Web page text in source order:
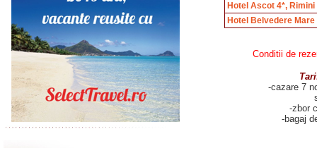
Hotel Ascot 4*, Rimini
Hotel Belvedere Mare
Conditii de
-cazare 7
-zbor
-bagaj